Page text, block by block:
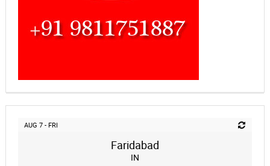
AUG 7 - FRI
Faridabad
IN